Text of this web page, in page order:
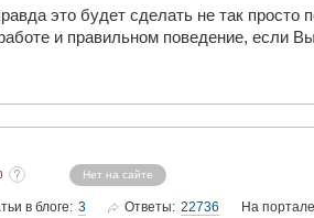
это будет сделать не так
и правильном поведение, если
Нет на сайте
в блоге: 3 Ответы: 22736 На